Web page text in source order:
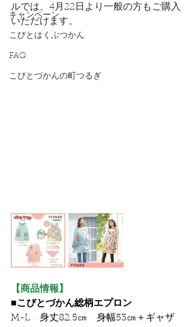
キャンペーン
こびとはくぶつかん
FAQ
こびとづかんの町つるぎ
ルでは、4月22日より一般の方もご購入
いただけます。
【商品情報】
■こびとづかん総柄エプロン
M-L　身丈82.5㎝　身幅53㎝＋ギャザ